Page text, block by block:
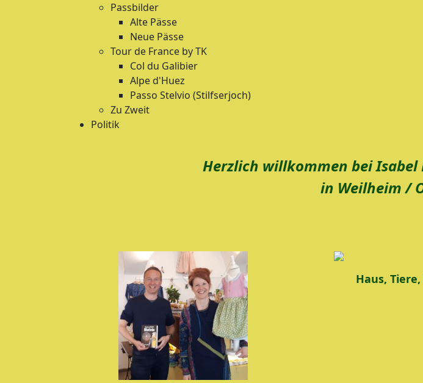
Passbilder
Alte Pässe
Neue Pässe
Tour de France by TK
Col du Galibier
Alpe d'Huez
Passo Stelvio (Stilfserjoch)
Zu Zweit
Politik
Herzlich willkommen bei
in Weilheim /
Haus,